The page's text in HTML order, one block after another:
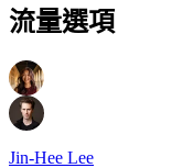
流量選項
Jin-Hee Lee